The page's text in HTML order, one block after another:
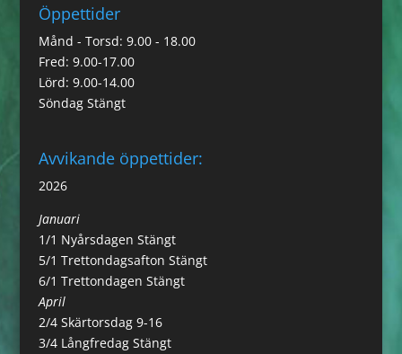
Öppettider
Månd - Torsd: 9.00 - 18.00
Fred: 9.00-17.00
Lörd: 9.00-14.00
Söndag Stängt
Avvikande öppettider:
2026
Januari
1/1 Nyårsdagen Stängt
5/1 Trettondagsafton Stängt
6/1 Trettondagen Stängt
April
2/4 Skärtorsdag 9-16
3/4 Långfredag Stängt